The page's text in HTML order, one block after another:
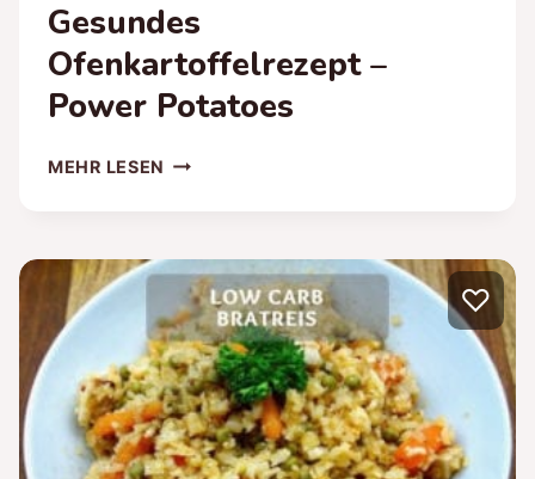
Gesundes
Ofenkartoffelrezept –
Power Potatoes
MEHR LESEN GESUNDES
POTATOES
♡